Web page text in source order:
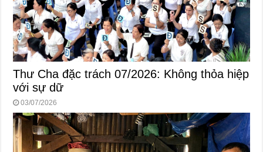
Thư Cha đặc trách 07/2026: Không thỏa hiệp
với sự dữ
03/07/2026